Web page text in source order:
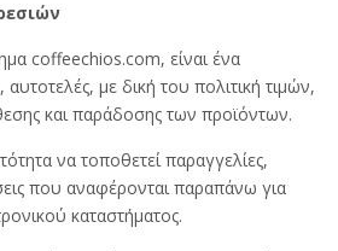
coffeechios.com, είναι ένα
με δική του πολιτική τιμών,
και παράδοσης των προϊόντων.
να τοποθετεί παραγγελίες,
που αναφέρονται παραπάνω για
καταστήματος.